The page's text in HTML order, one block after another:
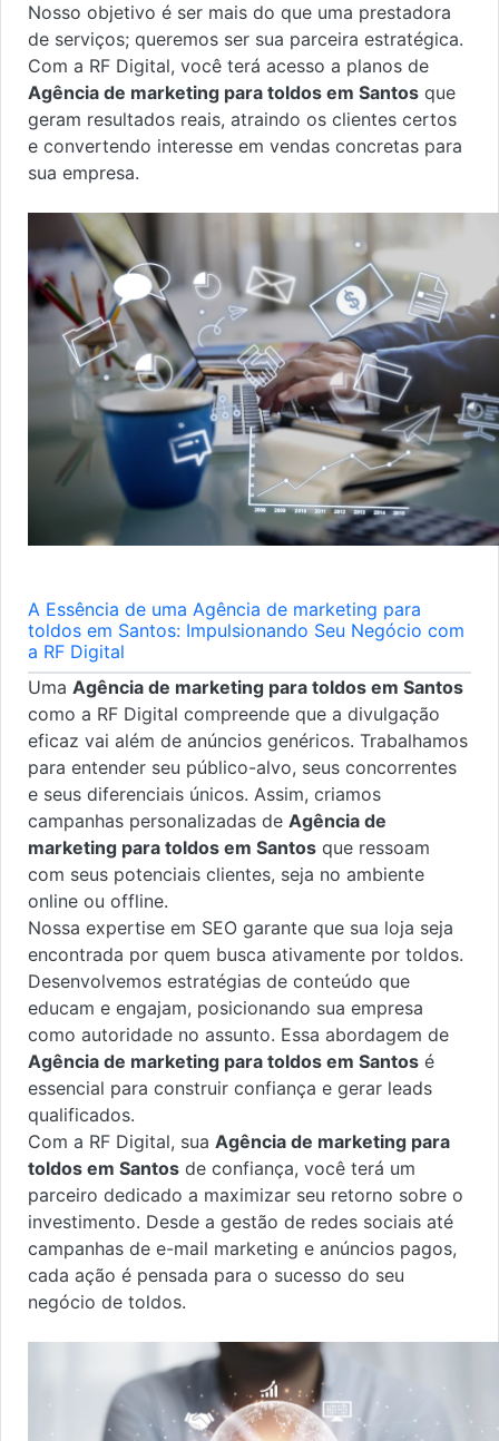
Nosso objetivo é ser mais do que uma prestadora
de serviços; queremos ser sua parceira estratégica.
Com a RF Digital, você terá acesso a planos de
Agência de marketing para toldos em Santos que
geram resultados reais, atraindo os clientes certos
e convertendo interesse em vendas concretas para
sua empresa.
A Essência de uma Agência de marketing para
toldos em Santos: Impulsionando Seu Negócio com
a RF Digital
Uma Agência de marketing para toldos em Santos
como a RF Digital compreende que a divulgação
eficaz vai além de anúncios genéricos. Trabalhamos
para entender seu público-alvo, seus concorrentes
e seus diferenciais únicos. Assim, criamos
campanhas personalizadas de Agência de
marketing para toldos em Santos que ressoam
com seus potenciais clientes, seja no ambiente
online ou offline.
Nossa expertise em SEO garante que sua loja seja
encontrada por quem busca ativamente por toldos.
Desenvolvemos estratégias de conteúdo que
educam e engajam, posicionando sua empresa
como autoridade no assunto. Essa abordagem de
Agência de marketing para toldos em Santos é
essencial para construir confiança e gerar leads
qualificados.
Com a RF Digital, sua Agência de marketing para
toldos em Santos de confiança, você terá um
parceiro dedicado a maximizar seu retorno sobre o
investimento. Desde a gestão de redes sociais até
campanhas de e-mail marketing e anúncios pagos,
cada ação é pensada para o sucesso do seu
negócio de toldos.